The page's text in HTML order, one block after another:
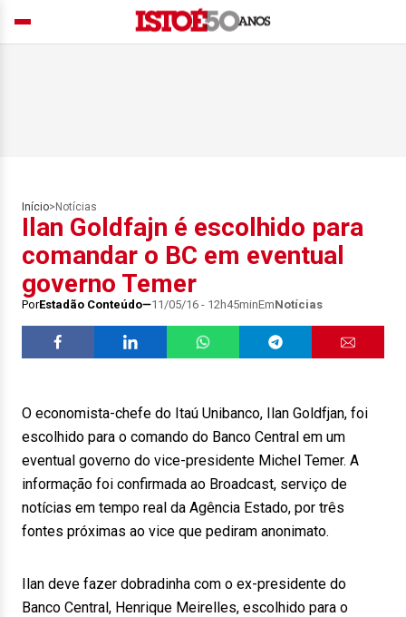
Início> Notícias
Ilan Goldfajn é escolhido para
comandar o BC em eventual
governo Temer
PorEstadão Conteúdo 11/05/16 - 12h45minEmNotícias
O economista-chefe do Itaú Unibanco, Ilan Goldfjan, foi
escolhido para o comando do Banco Central em um
eventual governo do vice-presidente Michel Temer. A
informação foi confirmada ao Broadcast, serviço de
notícias em tempo real da Agência Estado, por três
fontes próximas ao vice que pediram anonimato.
Ilan deve fazer dobradinha com o ex-presidente do
Banco Central, Henrique Meirelles, escolhido para o